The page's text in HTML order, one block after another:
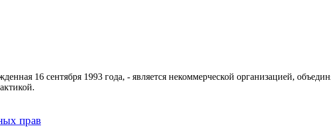
16 сентября 1993 года, - является некоммерческой организацией,
прав